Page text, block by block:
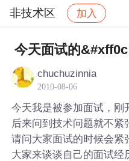
非技术区 加入
社区 非技术区 帖
今天面试的
chuchuzinnia
2010-08-06
今天我是被参加面试，刚
后来问到技术问题就不紧
请问大家面试的时候会紧
大家来谈谈自己的面试